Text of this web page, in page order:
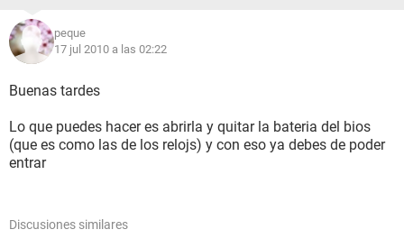
peque
17 jul 2010 a las 02:22
Buenas tardes
Lo que puedes hacer es abrirla y quitar la bateria del bios
(que es como las de los relojs) y con eso ya debes de poder
entrar
Discusiones similares